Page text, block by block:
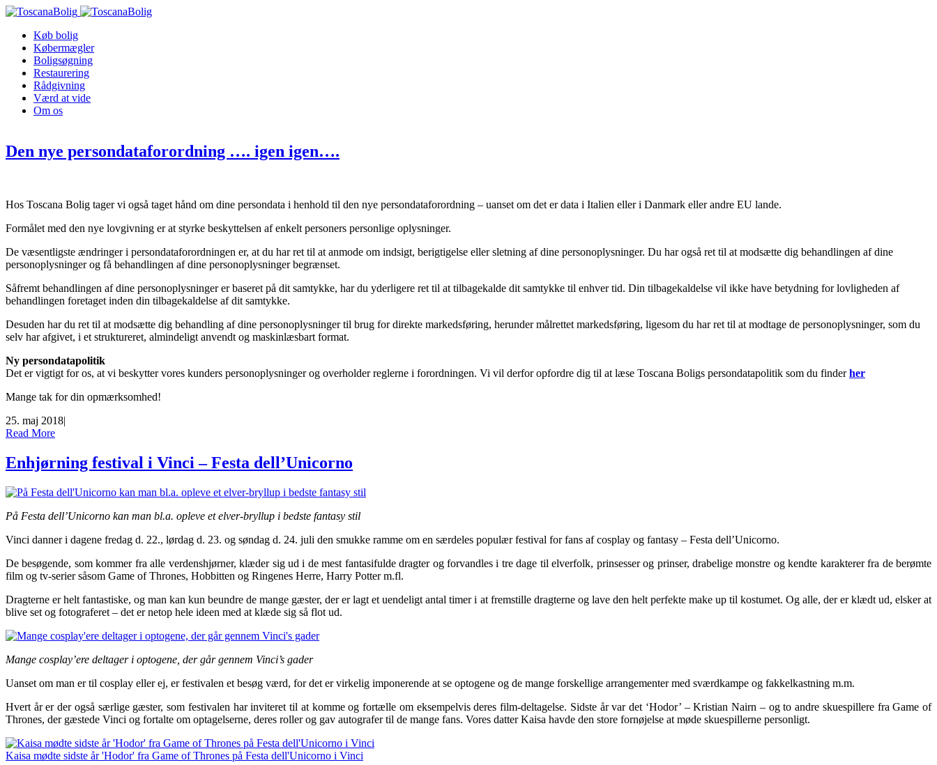
Køb bolig
Købermægler
Boligsøgning
Restaurering
Rådgivning
Værd at vide
Om os
Den nye persondataforordning …. igen igen….
Hos Toscana Bolig tager vi også taget hånd om dine persondata i henhold til den nye persondataforordning – uanset om det er data i Italien eller i Danmark eller andre EU lande.
Formålet med den nye lovgivning er at styrke beskyttelsen af enkelt personers personlige oplysninger.
De væsentligste ændringer i persondataforordningen er, at du har ret til at anmode om indsigt, berigtigelse eller sletning af dine personoplysninger. Du har også ret til at modsætte dig behandlingen af dine
personoplysninger og få behandlingen af dine personoplysninger begrænset.
Såfremt behandlingen af dine personoplysninger er baseret på dit samtykke, har du yderligere ret til at tilbagekalde dit samtykke til enhver tid. Din tilbagekaldelse vil ikke have betydning for lovligheden af
behandlingen foretaget inden din tilbagekaldelse af dit samtykke.
Desuden har du ret til at modsætte dig behandling af dine personoplysninger til brug for direkte markedsføring, herunder målrettet markedsføring, ligesom du har ret til at modtage de personoplysninger, som du
selv har afgivet, i et struktureret, almindeligt anvendt og maskinlæsbart format.
Ny persondatapolitik
Det er vigtigt for os, at vi beskytter vores kunders personoplysninger og overholder reglerne i forordningen. Vi vil derfor opfordre dig til at læse Toscana Boligs persondatapolitik som du finderher
Mange tak for din opmærksomhed!
25. maj 2018|
Read More
Enhjørning festival i Vinci – Festa dell’Unicorno
På Festa dell’Unicorno kan man bl.a. opleve et elver-bryllup i bedste fantasy stil
Vinci danner i dagene fredag d. 22., lørdag d. 23. og søndag d. 24. juli den smukke ramme om en særdeles populær festival for fans af cosplay og fantasy – Festa dell’Unicorno.
De besøgende, som kommer fra alle verdenshjørner, klæder sig ud i de mest fantasifulde dragter og forvandles i tre dage til elverfolk, prinsesser og prinser, drabelige monstre og kendte karakterer fra de berømte
film og tv-serier såsom Game of Thrones, Hobbitten og Ringenes Herre, Harry Potter m.fl.
Dragterne er helt fantastiske, og man kan kun beundre de mange gæster, der er lagt et uendeligt antal timer i at fremstille dragterne og lave den helt perfekte make up til kostumet. Og alle, der er klædt ud, elsker at
blive set og fotograferet – det er netop hele ideen med at klæde sig så flot ud.
Mange cosplay’ere deltager i optogene, der går gennem Vinci’s gader
Uanset om man er til cosplay eller ej, er festivalen et besøg værd, for det er virkelig imponerende at se optogene og de mange forskellige arrangementer med sværdkampe og fakkelkastning m.m.
Hvert år er der også særlige gæster, som festivalen har inviteret til at komme og fortælle om eksempelvis deres film-deltagelse. Sidste år var det ‘Hodor’ – Kristian Nairn – og to andre skuespillere fra Game of
Thrones, der gæstede Vinci og fortalte om optagelserne, deres roller og gav autografer til de mange fans. Vores datter Kaisa havde den store fornøjelse at møde skuespillerne personligt.